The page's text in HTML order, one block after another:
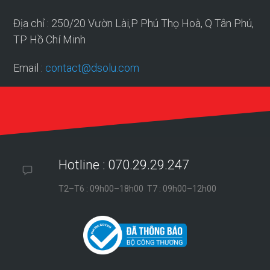
Địa chỉ : 250/20 Vườn Lài,P Phú Thọ Hoà, Q Tân Phú,
TP Hồ Chí Minh
Email : contact@dsolu.com
Hotline : 070.29.29.247
T2–T6 : 09h00–18h00 T7 : 09h00–12h00